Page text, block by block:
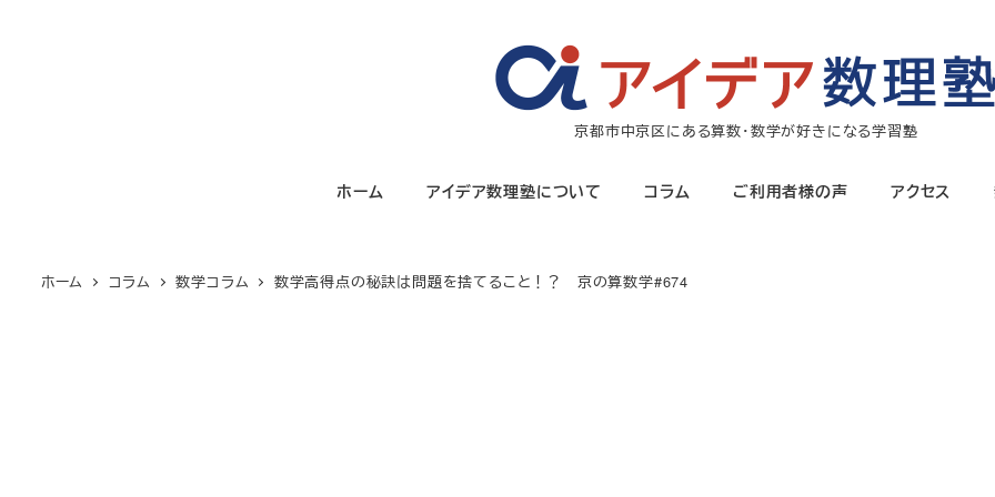
京都市中京区にある算数・数学が好きになる学習塾
ホーム アイデア数理塾について コラム ご利用者様の声 アクセス
ホーム コラム 数学コラム 数学高得点の秘訣は問題を捨てること！？ 京の算数学#674